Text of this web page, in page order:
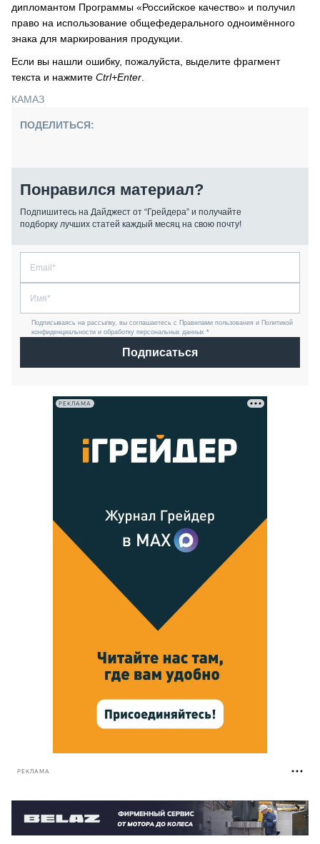
дипломантом Программы «Российское качество» и получил
право на использование общефедерального одноимённого
знака для маркирования продукции.
Если вы нашли ошибку, пожалуйста, выделите фрагмент
текста и нажмите Ctrl+Enter
КАМАЗ
ПОДЕЛИТЬСЯ:
Понравился материал?
Подпишитесь на Дайджест от “Грейдера” и получайте
подборку лучших статей каждый месяц на свою почту!
Подписываясь на рассылку, вы соглашаетесь с Правилами пользования и Политикой
конфиденциальности и обработку персональных данных *
Подписаться
РЕКЛАМА
РЕКЛАМА